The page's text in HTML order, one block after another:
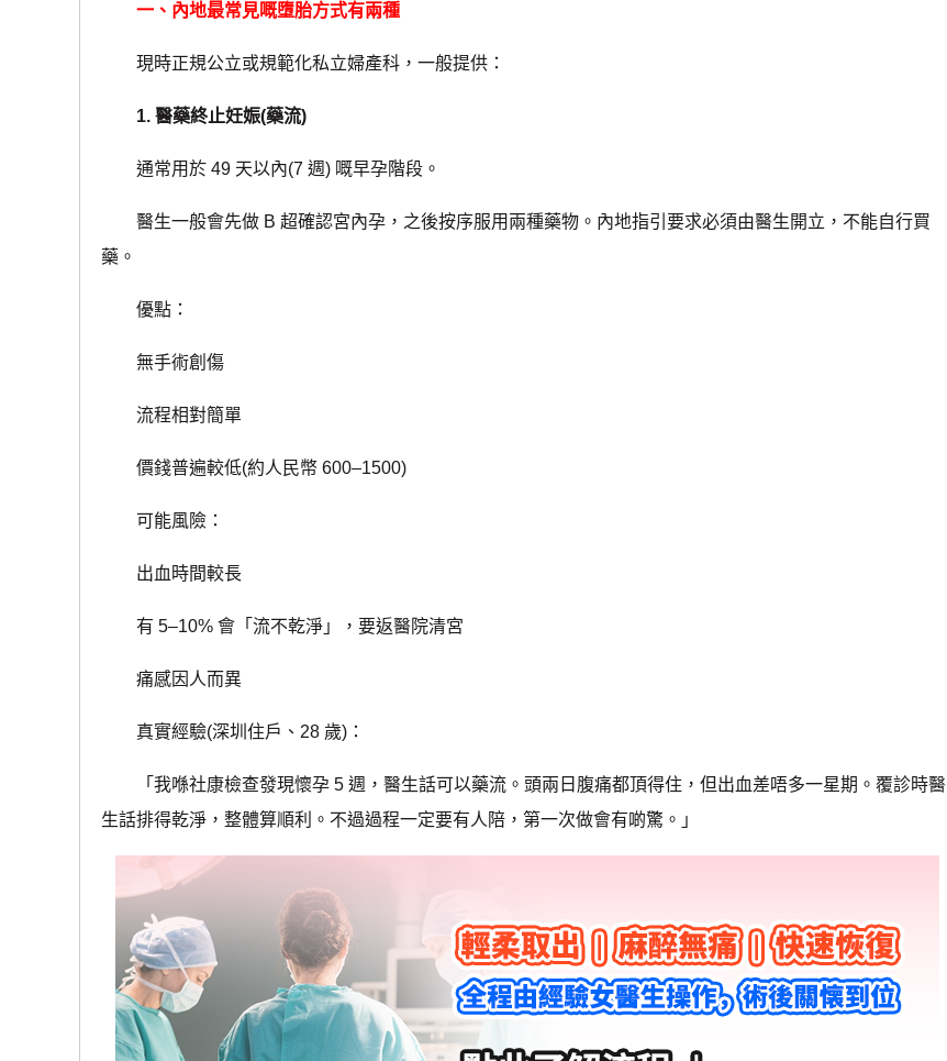
一、內地最常見嘅墮胎方式有兩種
現時正規公立或規範化私立婦產科，一般提供：
1. 醫藥終止妊娠(藥流)
通常用於 49 天以內(7 週) 嘅早孕階段。
醫生一般會先做 B 超確認宮內孕，之後按序服用兩種藥物。內地指引要求必須由醫生開立，不能自行買
藥。
優點：
無手術創傷
流程相對簡單
價錢普遍較低(約人民幣 600–1500)
可能風險：
出血時間較長
有 5–10% 會「流不乾淨」，要返醫院清宮
痛感因人而異
真實經驗(深圳住戶、28 歲)：
「我喺社康檢查發現懷孕 5 週，醫生話可以藥流。頭兩日腹痛都頂得住，但出血差唔多一星期。覆診時醫
生話排得乾淨，整體算順利。不過過程一定要有人陪，第一次做會有啲驚。」